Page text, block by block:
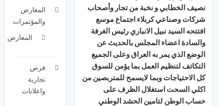
نصيف الخطابي و نخبة من تجار وأصحاب
شركات وصناعي كربلاء اجتماع موسع
افتتحه السيد نبيل الانباري رئيس الغرفة
والسادة اعضاء المجلس بالحديث عن
الوضع الذي يمر به العراق وعلى الجميع
التكاتف لتنظيم العمل بما يؤمن للسوق
كل الاحتياجات وبما لايسمح للمتربصين من
اكلي السحت استغلال الظرف على
حساب الوطن لتامين الحشد الوطني
المعارض
والمؤتمرات
المعارض
فرص
تجارية
واعلانات